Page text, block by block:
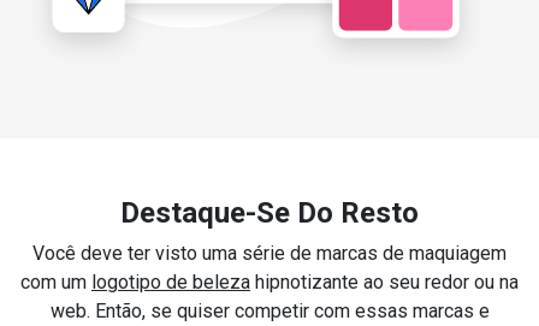
Destaque-Se Do Resto
Você deve ter visto uma série de marcas de maquiagem
com um logotipo de beleza hipnotizante ao seu redor ou na
web. Então, se quiser competir com essas marcas e